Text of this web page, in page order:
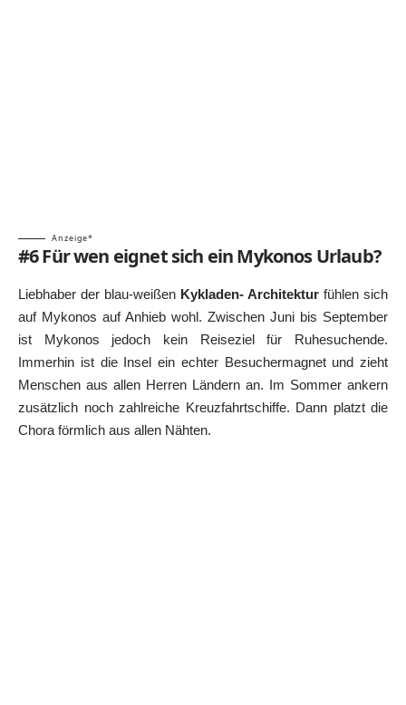
Anzeige*
#6 Für wen eignet sich ein Mykonos Urlaub?
Liebhaber der blau-weißen Kykladen- Architektur fühlen sich
auf Mykonos auf Anhieb wohl. Zwischen Juni bis September
ist Mykonos jedoch kein Reiseziel für Ruhesuchende.
Immerhin ist die Insel ein echter Besuchermagnet und zieht
Menschen aus allen Herren Ländern an. Im Sommer ankern
zusätzlich noch zahlreiche Kreuzfahrtschiffe. Dann platzt die
Chora förmlich aus allen Nähten.